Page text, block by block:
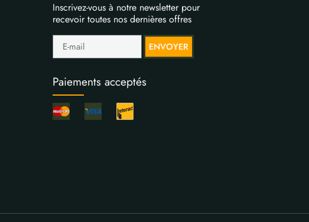
Inscrivez-vous à notre newsletter pour
recevoir toutes nos dernières offres
ENVOYER
Paiements acceptés